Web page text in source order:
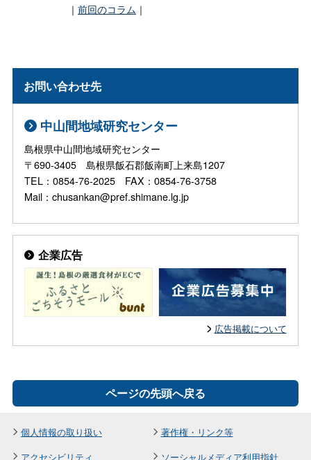
｜ 前回のコラム ｜
お問い合わせ先
中山間地域研究センター
島根県中山間地域研究センター
〒690-3405 島根県飯石郡飯南町上来島1207
TEL：0854-76-2025 FAX：0854-76-3758
Mail：chusankan@pref.shimane.lg.jp
企業広告
広告掲載について
ページの先頭へ戻る
個人情報の取り扱い
著作権・リンク等
アクセシビリティ
ソーシャルメディア利用指針